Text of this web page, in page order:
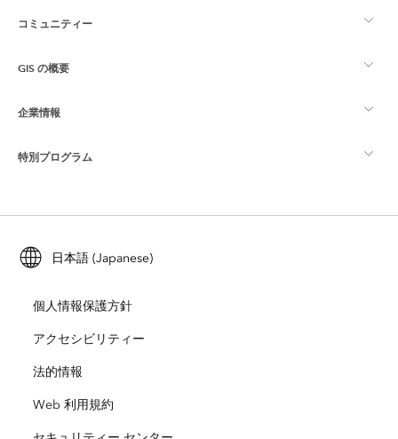
ArcGIS の概要
マッピング
Esri ストア
コミュニティー
Esri Community
ArcGIS ブログ
Esri Young Professionals Network
GIS の概要
GIS とは
ロケーション インテリジェンス
トレーニング
ArcUser
ArcNews
ArcWatch
企業情報
Esri について
採用情報
オープンビジョン
企業行動規範
特別プログラム
ArcGIS for Student Use
自然保護
教育機関
日本語 (Japanese)
個人情報保護方針
アクセシビリティー
法的情報
Web 利用規約